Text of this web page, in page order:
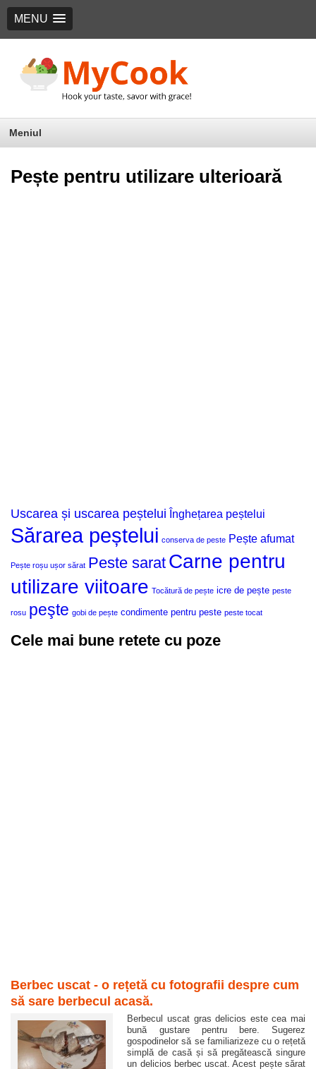
MENU
Meniul
Pește pentru utilizare ulterioară
Uscarea și uscarea peștelui Înghețarea peștelui
Sărarea peștelui conserva de peste Pește afumat
Pește roșu ușor sărat Peste sarat Carne pentru
utilizare viitoare Tocătură de pește icre de pește peste
rosu peşte gobi de pește condimente pentru peste peste tocat
Cele mai bune retete cu poze
Berbec uscat - o rețetă cu fotografii despre cum
să sare berbecul acasă.
Berbecul uscat gras delicios este cea mai
bună gustare pentru bere. Sugerez
gospodinelor să se familiarizeze cu o rețetă
simplă de casă și să pregătească singure
un delicios berbec uscat. Acest pește sărat